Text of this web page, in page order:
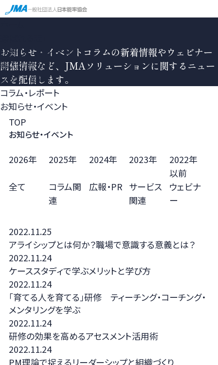
研修・セミナー一覧
導入の流れ
スタッフの声
コラム・レポート
お知らせ・イベント
お知らせ・イベント コラムの新着情報やウェビナー
開催情報など、JMAソリューションに関するニュー
スを配信します。
TOP
お知らせ・イベント
2026年 2025年 2024年 2023年
2022年
以前
全て
コラム関
連
広報・PR サービス
関連
ウェビナ
ー
2022.11.25
アライシップとは何か？職場で意識する意義とは？
2022.11.24
ケーススタディで学ぶメリットと学び方
2022.11.24
「育てる人を育てる」研修 ティーチング・コーチング・
メンタリングを学ぶ
2022.11.24
研修の効果を高めるアセスメント活用術
2022.11.24
PM理論で捉えるリーダーシップと組織づくり